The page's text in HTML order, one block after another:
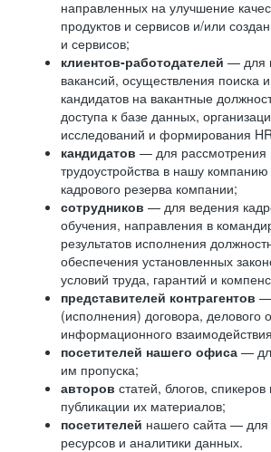
направленных на улучшение
продуктов и сервисов и/или
и сервисов;
клиентов-работодателей — для
вакансий, осуществления поиска
кандидатов на вакантные
доступа к базе данных,
исследований и формирования
кандидатов — для рассмотрения
трудоустройства в нашу
кадрового резерва компании;
сотрудников — для ведения
обучения, направления в
результатов исполнения
обеспечения установленных
условий труда, гарантий и
представителей контрагентов —
(исполнения) договора, делового
информационного
посетителей нашего офиса —
им пропуска;
авторов статей, блогов,
публикации их материалов;
посетителей нашего сайта —
ресурсов и аналитики данных.